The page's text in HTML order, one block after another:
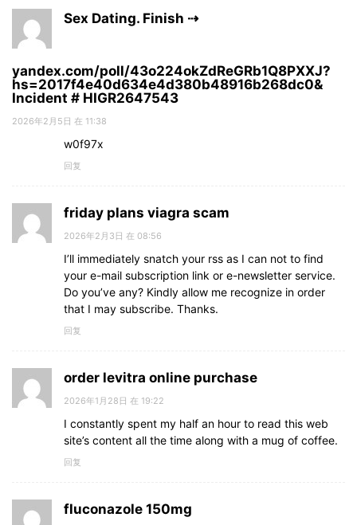
Sex Dating. Finish ⇢
yandex.com/poll/43o224okZdReGRb1Q8PXXJ?
hs=2017f4e40d634e4d380b48916b268dc0&
Incident # HIGR2647543
2026年2月5日 在 11:38
w0f97x
回复
friday plans viagra scam
2026年2月3日 在 08:56
I’ll immediately snatch your rss as I can not to find
your e-mail subscription link or e-newsletter service.
Do you’ve any? Kindly allow me recognize in order
that I may subscribe. Thanks.
回复
order levitra online purchase
2026年1月28日 在 19:22
I constantly spent my half an hour to read this web
site’s content all the time along with a mug of coffee.
回复
fluconazole 150mg